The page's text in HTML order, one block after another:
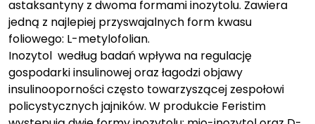
astaksantyny z dwoma formami inozytolu. Zawiera
jedną z najlepiej przyswajalnych form kwasu
foliowego: L-metylofolian.
Inozytol według badań wpływa na regulację
gospodarki insulinowej oraz łagodzi objawy
insulinooporności często towarzyszącej zespołowi
policystycznych jajników. W produkcie Feristim